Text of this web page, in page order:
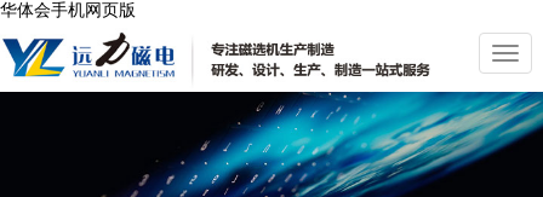
华体会手机网页版
切
换
导
航